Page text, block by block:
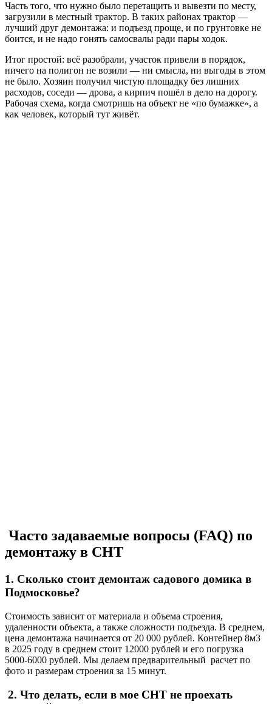
Часть того, что нужно было перетащить и вывезти по месту,
загрузили в местный трактор. В таких районах трактор —
лучший друг демонтажа: и подъезд проще, и по грунтовке не
боится, и не надо гонять самосвалы ради пары ходок.
Итог простой: всё разобрали, участок привели в порядок,
ничего на полигон не возили — ни смысла, ни выгоды в этом
не было. Хозяин получил чистую площадку без лишних
расходов, соседи — дрова, а кирпич пошёл в дело на дорогу.
Рабочая схема, когда смотришь на объект не «по бумажке», а
как человек, который тут живёт.
Часто задаваемые вопросы (FAQ) по
демонтажу в СНТ
1. Сколько стоит демонтаж садового домика в
Подмосковье?
Стоимость зависит от материала и объема строения,
удаленности объекта, а также сложности подъезда. В среднем,
цена демонтажа начинается от 20 000 рублей. Контейнер 8м3
в 2025 году в среднем стоит 12000 рублей и его погрузка
5000-6000 рублей. Мы делаем предварительный расчет по
фото и размерам строения за 15 минут.
2. Что делать, если в мое СНТ не проехать